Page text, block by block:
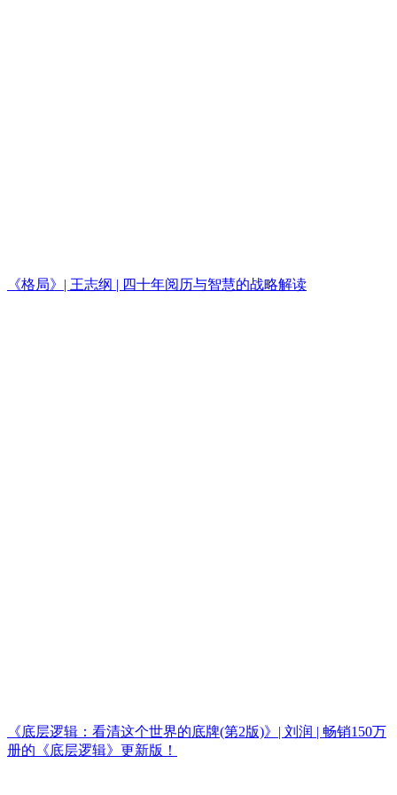
《格局》| 王志纲 | 四十年阅历与智慧的战略解读
《底层逻辑：看清这个世界的底牌(第2版)》| 刘润 | 畅销150万
册的《底层逻辑》更新版！